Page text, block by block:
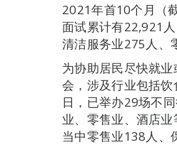
2021年首10个月（
面试累计有22,921
清洁服务业275人、
为协助居民尽快就
会，涉及行业包括
日，已举办29场不
业、零售业、酒店
当中零售业138人、